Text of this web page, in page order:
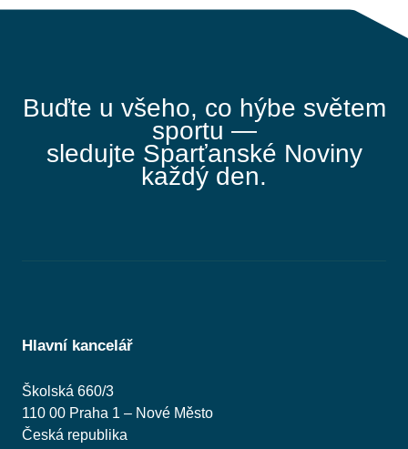
Buďte u všeho, co hýbe světem
sportu —
sledujte Sparťanské Noviny
každý den.
Hlavní kancelář
Školská 660/3
110 00 Praha 1 – Nové Město
Česká republika